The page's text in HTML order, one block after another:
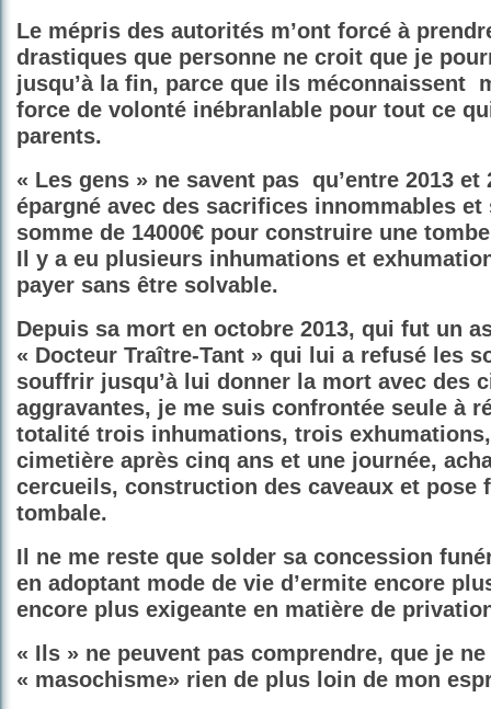
Le mépris des autorités m’ont forcé à
drastiques que personne ne croit que je
jusqu’à la fin, parce que ils méconnaissent
force de volonté inébranlable pour tout ce
parents.
« Les gens » ne savent pas qu’entre 2013 et
épargné avec des sacrifices innommables
somme de 14000€ pour construire une
Il y a eu plusieurs inhumations et
payer sans être solvable.
Depuis sa mort en octobre 2013, qui fut un
« Docteur Traître-Tant » qui lui a refusé les
souffrir jusqu’à lui donner la mort avec des
aggravantes, je me suis confrontée seule à
totalité trois inhumations, trois
cimetière après cinq ans et une journée,
cercueils, construction des caveaux et pose
tombale.
Il ne me reste que solder sa concession
en adoptant mode de vie d’ermite encore
encore plus exigeante en matière de
« Ils » ne peuvent pas comprendre, que je
« masochisme» rien de plus loin de mon